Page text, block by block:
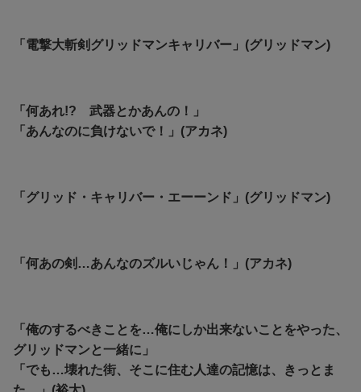
「電撃大斬剣グリッドマンキャリバー」(グリッドマン)
「何あれ!? 武器とかあんの！」
「あんなのに負けないで！」(アカネ)
「グリッド・キャリバー・エーーンド」(グリッドマン)
「何あの剣…あんなのズルいじゃん！」(アカネ)
「俺のするべきことを…俺にしか出来ないことをやった、
グリッドマンと一緒に」
「でも…壊れた街、そこに住む人達の記憶は、きっとま